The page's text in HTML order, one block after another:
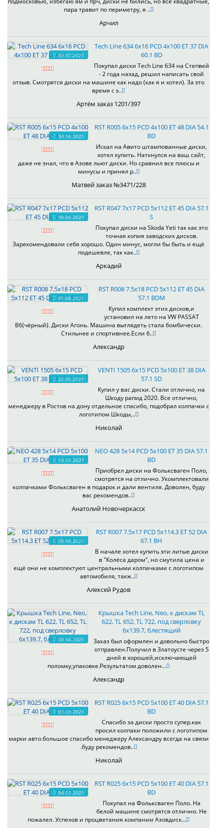
пара травит по периметру, я ..
Арчил
03.07.2021
Tech Line 634 6x16 PCD 4x100 ET 37 DIA
60.1 BD
Покупал диски Tech Line 634 на Степвей
- 2 года назад, решил написать свой
отзыв. Смотрятся диски на машине как надо (как я и хотел). За это
время с э..
Артём заказ 1201/397
30.06.2021
RST R005 6x15 PCD 4x100 ET 48 DIA 54.1
BD
Искал на Авито штампованные диски,
хотел купить. Наткнулся на ваш сайт,
даже не знал, что в Азове льют диски. Но сравнил все плюсы и
минусы и принял р..
Матвей заказ №3471/228
30.06.2021
RST R047 7x17 PCD 5x112 ET 45 DIA 57.1
S
Покупал диски на Skoda Yeti так как это
точная копия заводских дисков.
Зарекомендовали себя хорошо. Один минус, могли бы быть и ещё
подешевле, так как..
Аркадий
01.06.2021
RST R008 7.5x18 PCD 5x112 ET 45 DIA
57.1 BDM
Купил комплект этих дисков,и
установил на лето на VW PASSAT
B6(чёрный). Диски Агонь. Машина выглядеть стала бомбически.
Стильнее и спортивнее.Если б..
Александр
22.05.2021
VENTI 1505 6x15 PCD 5x100 ET 38 DIA
57.1 SD
Купил у вас диски. Стали отлично, на
Шкоду рапид 2020. Все отлично,
менеджеру в Ростов на дону отдельное спасибо, подобрал колпачки с
логотипом Шкоды,..
Николай
10.05.2021
NEO 428 5x14 PCD 5x100 ET 35 DIA 57.1
BD
Приобрел диски на Фольксваген Поло,
смотрятся на отлично. Укомплектовали
колпачками Фольксваген в подарок и дали вентиля. Доволен, буду
вас рекомендов..
Анатолий Новочеркасск
09.05.2021
RST R007 7.5x17 PCD 5x114.3 ET 52 DIA
67.1 BH
В начале хотел купить эти литые диски
в "Колёса даром", но смутила цена и
ещё они не комплектуют центральными колпачками с логотипом
автомобиля, такж..
Алексей Рудов
08.04.2021
Крышка Tech Line, Neo, к дискам TL
622, TL 652, TL 722, под сверловку
6х139.7, блестящий
Заказ был оформлен и довольно быстро
отправлен.Получил в Златоусте через 5
дней в хорошей,исключающей
поломку,упаковке.Результатом доволен...
Александр
01.03.2021
RST R025 6x15 PCD 5x100 ET 40 DIA 57.1
BD
Спасибо за диски просто супер.как
просил колпаки положили с логотипом
марки авто.большое спасибо менеджеру Александру всегда на связи
.буду рекомендов..
Николай
04.02.2021
RST R025 6x15 PCD 5x100 ET 40 DIA 57.1
BD
Покупал на Фольксваген Поло. На
белой машине смотрятся отлично. Не
пожалел. Успехов и процветания компании Азовдиск...